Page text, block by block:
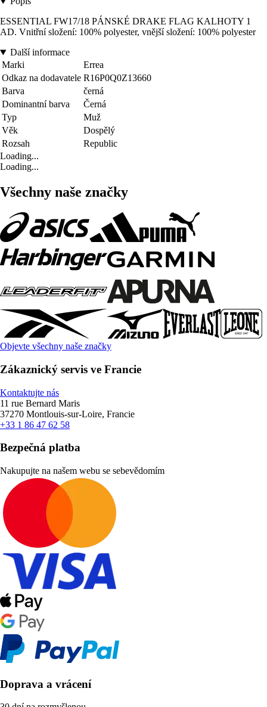
ESSENTIAL FW17/18 PÁNSKÉ DRAKE FLAG KALHOTY 1
AD. Vnitřní složení: 100% polyester, vnější složení: 100% polyester
Další informace
Marki
Errea
Odkaz na dodavatele R16P0Q0Z13660
Barva
černá
Dominantní barva
Černá
Typ
Muž
Věk
Dospělý
Rozsah
Republic
Loading...
Loading...
Všechny naše značky
Objevte všechny naše značky
Zákaznický servis ve Francie
Kontaktujte nás
11 rue Bernard Maris
37270 Montlouis-sur-Loire, Francie
+33 1 86 47 62 58
Bezpečná platba
Nakupujte na našem webu se sebevědomím
Doprava a vrácení